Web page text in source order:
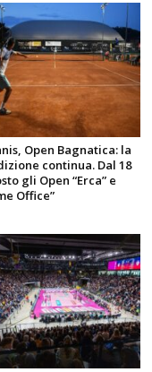
Open Bagnatica: la
continua. Dal 18
gli Open “Erca” e
Office”